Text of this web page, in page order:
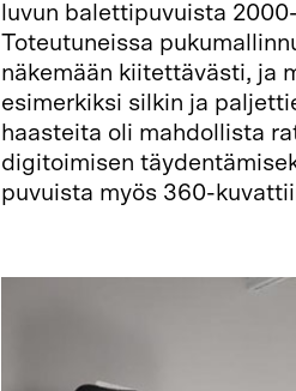
luvun balettipuvuista
Toteutuneissa
näkemään kiitettävästi, ja
esimerkiksi silkin ja
haasteita oli mahdollista
digitoimisen
puvuista myös 360-